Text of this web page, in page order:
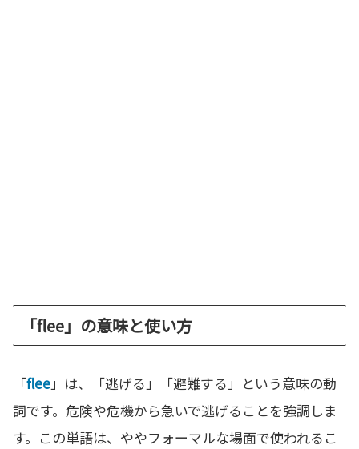
「flee」の意味と使い方
「flee」は、「逃げる」「避難する」という意味の動
詞です。危険や危機から急いで逃げることを強調しま
す。この単語は、ややフォーマルな場面で使われるこ